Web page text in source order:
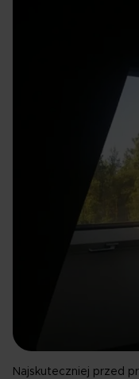
Najskuteczniej przed